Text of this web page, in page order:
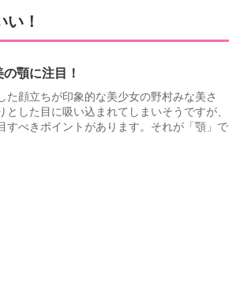
！
顎に注目！
た顔立ちが印象的な美少女の野村みな美さ
とした目に吸い込まれてしまいそうですが、
すべきポイントがあります。それが「顎」で